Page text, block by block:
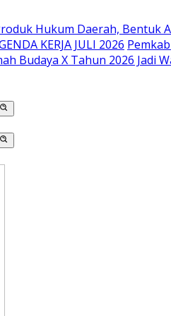
Hukum Daerah, Bentuk
KERJA JULI 2026
Budaya X Tahun 2026 Jadi